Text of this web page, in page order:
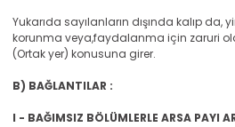
Yukarıda sayılanların dışında kalıp
korunma veya,faydalanma için zaruri
(Ortak yer) konusuna girer.
B) BAĞLANTILAR :
I - BAĞIMSIZ BÖLÜMLERLE ARSA PAYI